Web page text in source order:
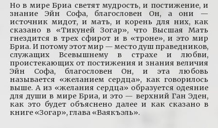
Но в мире Бриа светят мудрость, и постижение, и
знание Эйн Софа, благословен Он, а они —
источник мидот, и мать, и корень для них, как
сказано в «Тикуней Зогар», что Высшая Мать
гнездится в трех сфирот и в «троне», и это мир
Бриа. И потому этот мир — место душ праведников,
служащих Всевышнему в страхе и любви,
проистекающих от постижения и знания величия
Эйн Софа, благословен Он, и эта любовь
называется «желанием сердца», как говорилось
выше. А из «желания сердца» образуется одеяние
для души в мире Бриа, и это — верхний Ган Эден,
как это будет объяснено далее и как сказано в
книге «Зогар», глава «Ваякъэль».